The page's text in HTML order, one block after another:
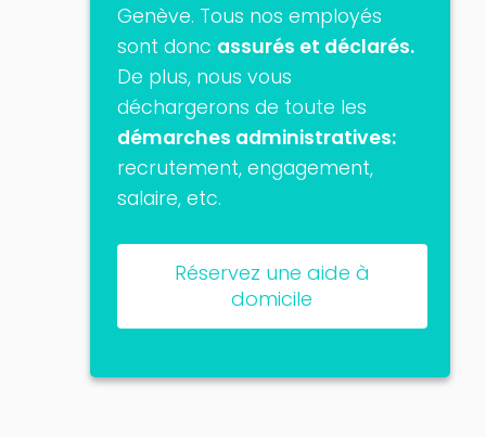
Genève. Tous nos employés
sont donc assurés et déclarés.
De plus, nous vous
déchargerons de toute les
démarches administratives:
recrutement, engagement,
salaire, etc.
Réservez une aide à
domicile